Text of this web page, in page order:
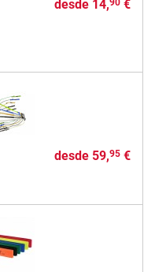
desde 14,90€
desde 59,95€